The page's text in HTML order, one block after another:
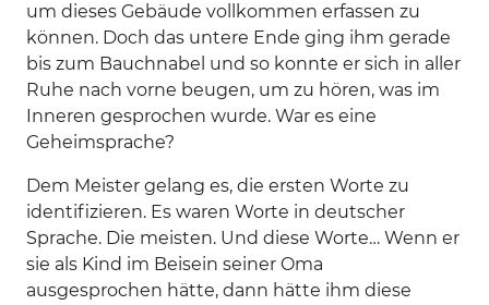
um dieses Gebäude vollkommen erfassen zu
können. Doch das untere Ende ging ihm gerade
bis zum Bauchnabel und so konnte er sich in aller
Ruhe nach vorne beugen, um zu hören, was im
Inneren gesprochen wurde. War es eine
Geheimsprache?
Dem Meister gelang es, die ersten Worte zu
identifizieren. Es waren Worte in deutscher
Sprache. Die meisten. Und diese Worte… Wenn er
sie als Kind im Beisein seiner Oma
ausgesprochen hätte, dann hätte ihm diese